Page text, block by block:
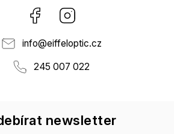
Facebook
info@eiffeloptic.cz
245 007 022
newsletter